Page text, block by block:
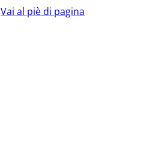
Vai al piè di pagina